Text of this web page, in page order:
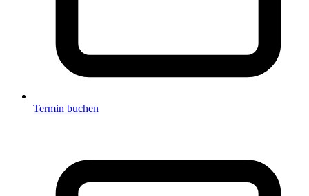
Termin buchen